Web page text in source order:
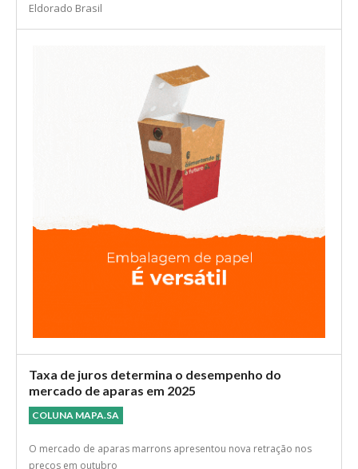
ANDRITZ forneceu a tecnologia e desenvolveu a nova planta
de secagem de lodo biológico para a fábrica de celulose da
Taxa de juros determina o desempenho do
COLUNA MAPA.SA